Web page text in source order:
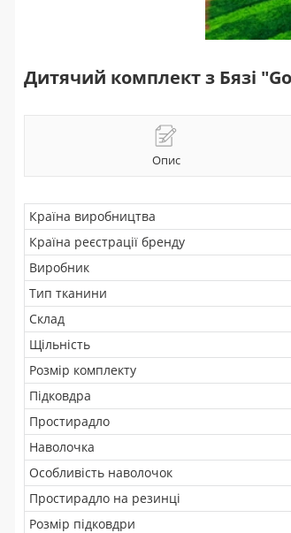
Дитячий комплект з Бязі
Опис
Країна виробництва
Країна реєстрації бренду
Виробник
Тип тканини
Склад
Щільність
Розмір комплекту
Підковдра
Простирадло
Наволочка
Особливість наволочок
Простирадло на резинці
Розмір підковдри